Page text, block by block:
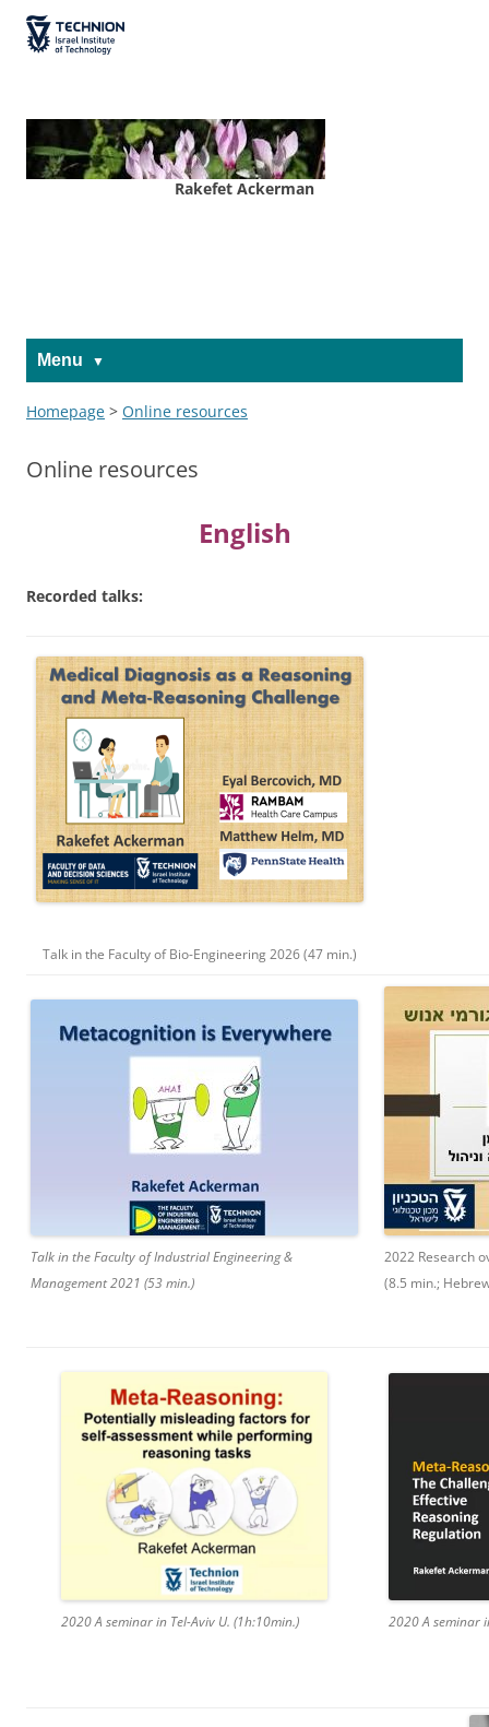
Content
navigation
The Technion
Site
Rakefet Ackerman
Menu
Homepage > Online resources
Online resources
English
Recorded talks:
Talk in the Faculty of Bio-Engineering 2026 (47 min.)
Talk in the Faculty of Industrial Engineering &
Management 2021 (53 min.)
2022 Research
(8.5 min.;
2020 A seminar in Tel-Aviv U. (1h:10min.) 2020 A seminar